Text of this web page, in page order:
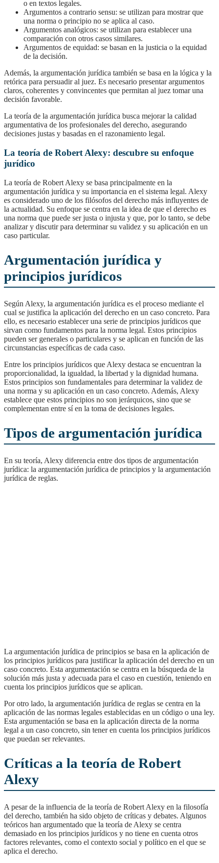
o en textos legales.
Argumentos a contrario sensu: se utilizan para mostrar que
una norma o principio no se aplica al caso.
Argumentos analógicos: se utilizan para establecer una
comparación con otros casos similares.
Argumentos de equidad: se basan en la justicia o la equidad
de la decisión.
Además, la argumentación jurídica también se basa en la lógica y la
retórica para persuadir al juez. Es necesario presentar argumentos
claros, coherentes y convincentes que permitan al juez tomar una
decisión favorable.
La teoría de la argumentación jurídica busca mejorar la calidad
argumentativa de los profesionales del derecho, asegurando
decisiones justas y basadas en el razonamiento legal.
La teoría de Robert Alexy: descubre su enfoque
jurídico
La teoría de Robert Alexy se basa principalmente en la
argumentación jurídica y su importancia en el sistema legal. Alexy
es considerado uno de los filósofos del derecho más influyentes de
la actualidad. Su enfoque se centra en la idea de que el derecho es
una norma que puede ser justa o injusta y que, por lo tanto, se debe
analizar y discutir para determinar su validez y su aplicación en un
caso particular.
Argumentación jurídica y
principios jurídicos
Según Alexy, la argumentación jurídica es el proceso mediante el
cual se justifica la aplicación del derecho en un caso concreto. Para
ello, es necesario establecer una serie de principios jurídicos que
sirvan como fundamentos para la norma legal. Estos principios
pueden ser generales o particulares y se aplican en función de las
circunstancias específicas de cada caso.
Entre los principios jurídicos que Alexy destaca se encuentran la
proporcionalidad, la igualdad, la libertad y la dignidad humana.
Estos principios son fundamentales para determinar la validez de
una norma y su aplicación en un caso concreto. Además, Alexy
establece que estos principios no son jerárquicos, sino que se
complementan entre sí en la toma de decisiones legales.
Tipos de argumentación jurídica
En su teoría, Alexy diferencia entre dos tipos de argumentación
jurídica: la argumentación jurídica de principios y la argumentación
jurídica de reglas.
La argumentación jurídica de principios se basa en la aplicación de
los principios jurídicos para justificar la aplicación del derecho en un
caso concreto. Esta argumentación se centra en la búsqueda de la
solución más justa y adecuada para el caso en cuestión, teniendo en
cuenta los principios jurídicos que se aplican.
Por otro lado, la argumentación jurídica de reglas se centra en la
aplicación de las normas legales establecidas en un código o una ley.
Esta argumentación se basa en la aplicación directa de la norma
legal a un caso concreto, sin tener en cuenta los principios jurídicos
que puedan ser relevantes.
Críticas a la teoría de Robert
Alexy
A pesar de la influencia de la teoría de Robert Alexy en la filosofía
del derecho, también ha sido objeto de críticas y debates. Algunos
teóricos han argumentado que la teoría de Alexy se centra
demasiado en los principios jurídicos y no tiene en cuenta otros
factores relevantes, como el contexto social y político en el que se
aplica el derecho.